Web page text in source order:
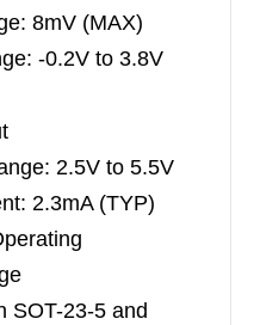
8 packages. The
Green SOT-23-6 and
is available in
14 packages. The
a Green MSOP-10
over the extended
range.
8mV (MAX)
-0.2V to 3.8V
2.5V to 5.5V
2.3mA (TYP)
SOT-23-5 and